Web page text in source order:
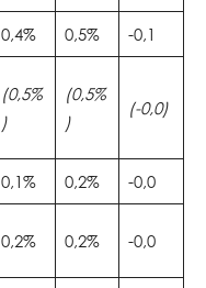
0,4% 0,5% -0,1
(0,5%
)
(0,5%
)
(-0,0)
0,1% 0,2% -0,0
0,2% 0,2% -0,0